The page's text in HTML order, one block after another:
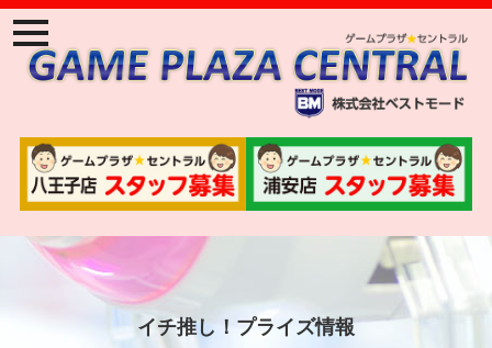
ナ
ビ
ゲ
ー
ン
メ
ニ
ュ
イチ推し！プライズ情報